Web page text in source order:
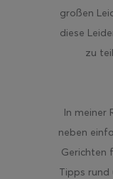
großen
diese
zu
In meiner
neben
Gerichten
Tipps rund